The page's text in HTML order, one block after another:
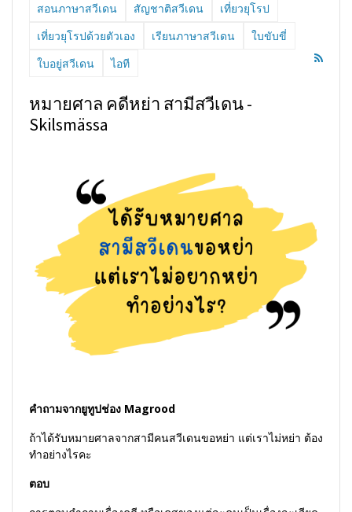
สอนภาษาสวีเดน
สัญชาติสวีเดน
เที่ยวยุโรป
เที่ยวยุโรปด้วยตัวเอง
เรียนภาษาสวีเดน
ใบขับขี่
ใบอยู่สวีเดน
ไอที
หมายศาล คดีหย่า สามีสวีเดน -
Skilsmässa
คำถามจากยูทูปช่อง Magrood
ถ้าได้รับหมายศาลจากสามีคนสวีเดนขอหย่า แต่เราไม่หย่า ต้อง
ทำอย่างไรคะ
ตอบ